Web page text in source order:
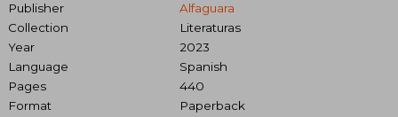
Publisher
Alfaguara
Collection
Literaturas
Year
2023
Language
Spanish
Pages
440
Format
Paperback